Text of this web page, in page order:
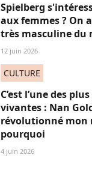
Spielberg
aux femmes ? On
très masculine du
12 juin 2026
CULTURE
C’est l’une des
vivantes : Nan
révolutionné mon
pourquoi
4 juin 2026